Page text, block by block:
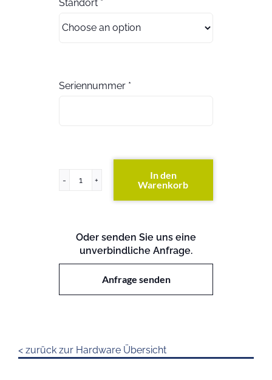
Standort *
Seriennummer *
ProLiant
In den
Warenkorb
Oder senden Sie uns eine
unverbindliche Anfrage.
Anfrage senden
< zurück zur Hardware Übersicht